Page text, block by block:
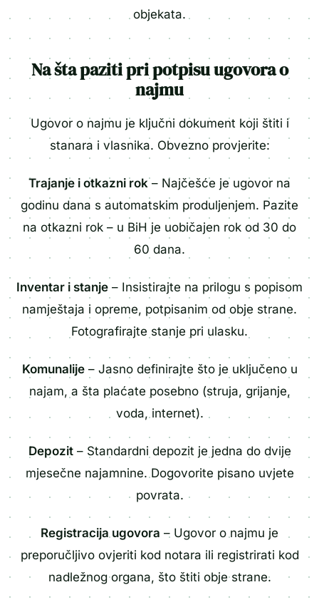
objekata.
Na šta paziti pri potpisu ugovora o
najmu
Ugovor o najmu je ključni dokument koji štiti i
stanara i vlasnika. Obvezno provjerite:
Trajanje i otkazni rok– Najčešće je ugovor na
godinu dana s automatskim produljenjem. Pazite
na otkazni rok – u BiH je uobičajen rok od 30 do
60 dana.
Inventar i stanje – Insistirajte na prilogu s popisom
namještaja i opreme, potpisanim od obje strane.
Fotografirajte stanje pri ulasku.
Komunalije– Jasno definirajte što je uključeno u
najam, a šta plaćate posebno (struja, grijanje,
voda, internet).
Depozit– Standardni depozit je jedna do dvije
mjesečne najamnine. Dogovorite pisano uvjete
povrata.
Registracija ugovora – Ugovor o najmu je
preporučljivo ovjeriti kod notara ili registrirati kod
nadležnog organa, što štiti obje strane.